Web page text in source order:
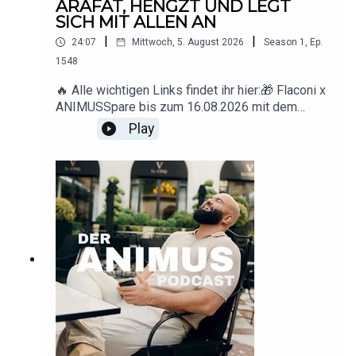
ARAFAT, HENGZT UND LEGT
SICH MIT ALLEN AN
24:07 Mittwoch, 5. August 2026 Season 1 , Ep.
1548
🔥 Alle wichtigen Links findet ihr hier:🎁 Flaconi x
ANIMUSSpare bis zum 16.08.2026 mit dem
Code ANIMUS 15 € ab 89 € Mindestbestellwert.
🇩🇪 Deutschland: www.flaconi.de🇦🇹
Österreich: www.flaconi.at🇨🇭
Schweiz: www.flaconi.ch* Ausgeschlossene
Marken und Produkte sind auf der jeweiligen
Flaconi-Website
einsehbar.▶️ YouTube: https://www.youtube.com/
@animus_offiziell
📸 Instagram: https://www.instagram.com/animus
📩 Business-
Anfragen: deranimuspodcast@gmail.com
Play